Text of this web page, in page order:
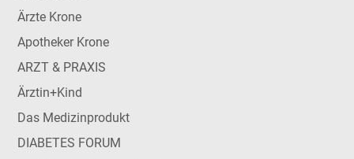
Ärzte Krone
Apotheker Krone
ARZT & PRAXIS
Ärztin+Kind
Das Medizinprodukt
DIABETES FORUM